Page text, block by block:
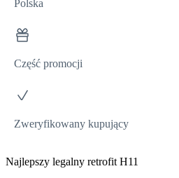
Polska
Część promocji
Zweryfikowany kupujący
Najlepszy legalny retrofit H11